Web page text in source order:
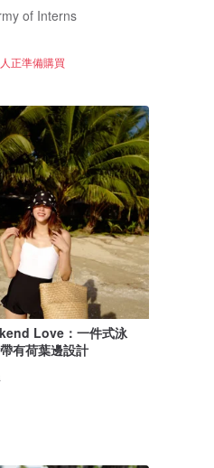
of Interns
正準備購買
Love：一件式泳
有荷葉邊設計